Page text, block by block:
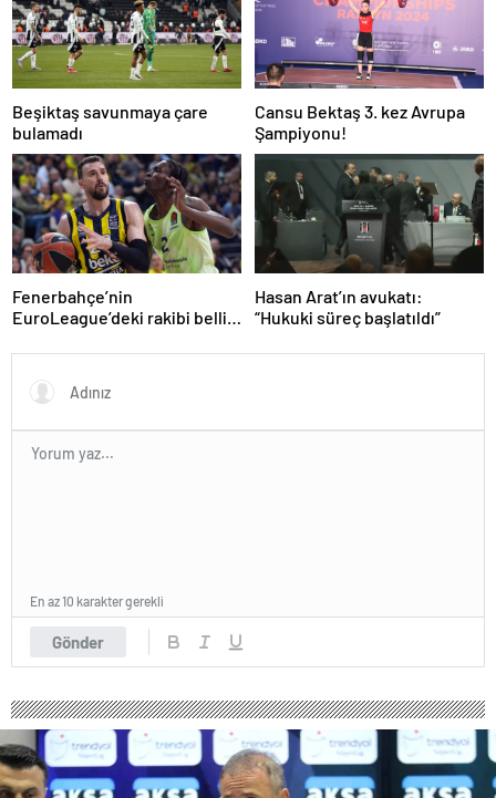
Beşiktaş savunmaya çare
bulamadı
Cansu Bektaş 3. kez Avrupa
Şampiyonu!
Fenerbahçe’nin
EuroLeague’deki rakibi belli
Hasan Arat’ın avukatı:
“Hukuki süreç başlatıldı”
Gönder
En az 10 karakter gerekli